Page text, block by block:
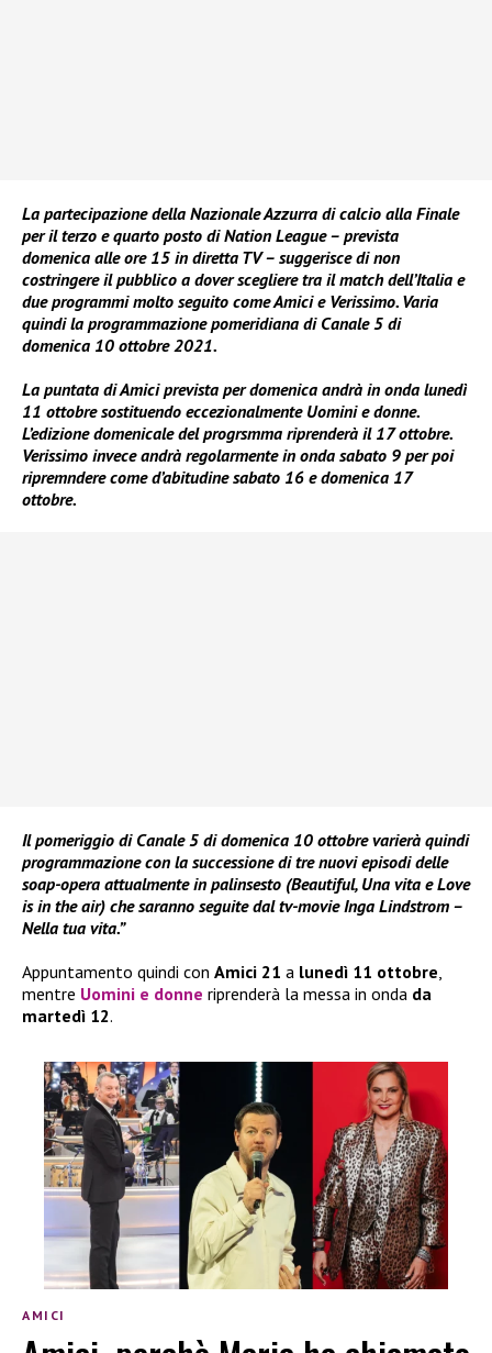
La partecipazione della Nazionale Azzurra di calcio alla Finale
per il terzo e quarto posto di Nation League – prevista
domenica alle ore 15 in diretta TV – suggerisce di non
costringere il pubblico a dover scegliere tra il match dell’Italia e
due programmi molto seguito come Amici e Verissimo. Varia
quindi la programmazione pomeridiana di Canale 5 di
domenica 10 ottobre 2021.
La puntata di Amici prevista per domenica andrà in onda lunedì
11 ottobre sostituendo eccezionalmente Uomini e donne.
L’edizione domenicale del progrsmma riprenderà il 17 ottobre.
Verissimo invece andrà regolarmente in onda sabato 9 per poi
ripremndere come d’abitudine sabato 16 e domenica 17
ottobre.
Il pomeriggio di Canale 5 di domenica 10 ottobre varierà quindi
programmazione con la successione di tre nuovi episodi delle
soap-opera attualmente in palinsesto (Beautiful, Una vita e Love
is in the air) che saranno seguite dal tv-movie Inga Lindstrom –
Nella tua vita.”
Appuntamento quindi con Amici 21 a lunedì 11 ottobre,
mentre Uomini e donne riprenderà la messa in onda da
martedì 12.
AMICI